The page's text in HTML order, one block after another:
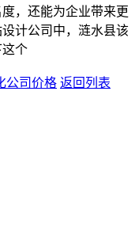
，还能为企业带来更
计公司中，涟水县该
个
公司价格 返回列表